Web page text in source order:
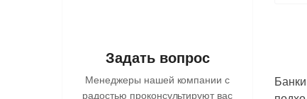
Задать вопрос
Менеджеры нашей компании с
радостью проконсультируют вас